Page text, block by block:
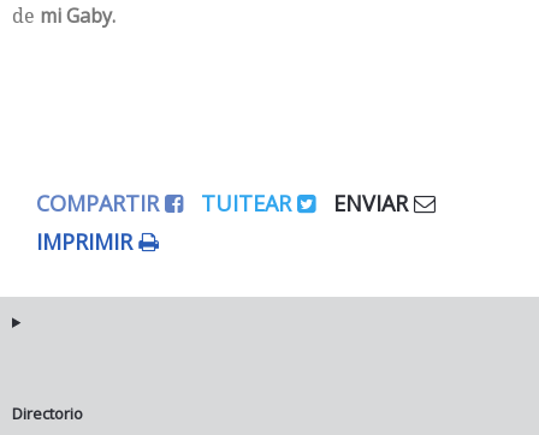
de mi Gaby.
COMPARTIR TUITEAR
ENVIAR
IMPRIMIR
Directorio